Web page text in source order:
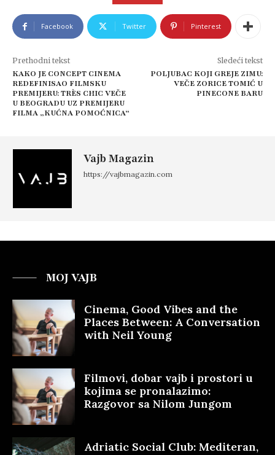
Facebook Twitter Pinterest
Prethodni tekst
KAKO JE CONCEPT CINEMA
REDEFINISAO FILMSKU
PREMIJERU: TRÈS CHIC VEČE
U BEOGRADU UZ PREMIJERU
FILMA „KUĆNA POMOĆNICA“
Sledeći tekst
POLJUBAC KOJI GREJE ZIMU:
VEČE ZORICE TOMIĆ U
PINECONE BARU
Vajb Magazin
https://vajbmagazin.com
MOJ VAJB
Cinema, Good Vibes and the
Places Between: A Conversation
with Neil Young
Filmovi, dobar vajb i prostori u
kojima se pronalazimo:
Razgovor sa Nilom Jungom
Adriatic Social Club: Mediteran,